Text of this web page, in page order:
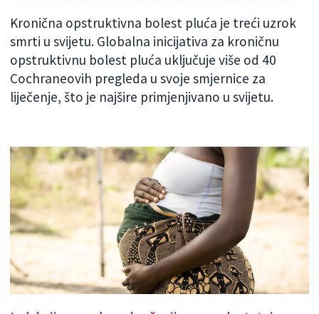
Kronična opstruktivna bolest pluća je treći uzrok
smrti u svijetu. Globalna inicijativa za kroničnu
opstruktivnu bolest pluća uključuje više od 40
Cochraneovih pregleda u svoje smjernice za
liječenje, što je najšire primjenjivano u svijetu.